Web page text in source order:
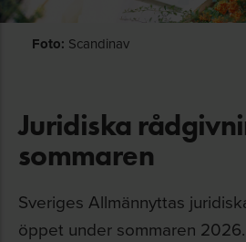
Foto: Scandinav
Juridiska
sommaren
Sveriges Allmännyttas
öppet under sommaren